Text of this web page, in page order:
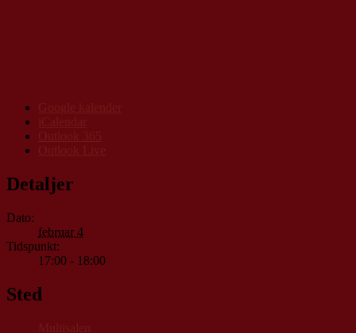
Detaljer
Dato:
februar 4
Tidspunkt:
17:00 - 18:00
Sted